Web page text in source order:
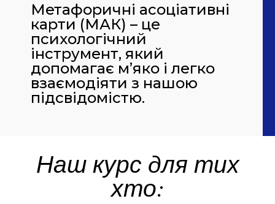
Метафоричні асоціативні
карти (МАК) – це
психологічний
інструмент, який
допомагає м’яко і легко
взаємодіяти з нашою
підсвідомістю.
Наш курс для тих
хто: